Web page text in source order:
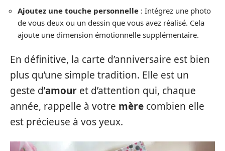
Ajoutez une touche personnelle : Intégrez une photo
de vous deux ou un dessin que vous avez réalisé. Cela
ajoute une dimension émotionnelle supplémentaire.
En définitive, la carte d’anniversaire est bien
plus qu’une simple tradition. Elle est un
geste d’amour et d’attention qui, chaque
année, rappelle à votre mère combien elle
est précieuse à vos yeux.